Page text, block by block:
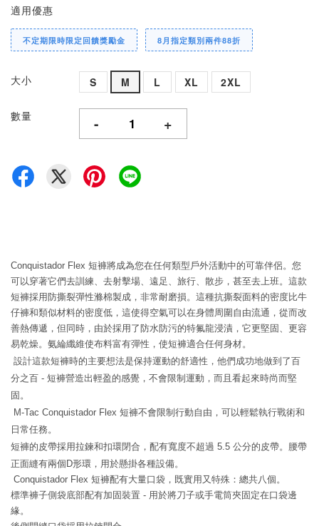
適用優惠
不定期限時限定回饋獎勵金 8月指定類別兩件88折
大小 S M L XL 2XL
數量 - +
Conquistador Flex 短褲將成為您在任何類型戶外活動中的可靠伴侶。您
可以穿著它們去訓練、去射擊場、遠足、旅行、散步，甚至去上班。這款
短褲採用防撕裂彈性滌棉製成，非常耐磨損。這種抗撕裂面料的密度比牛
仔褲和類似材料的密度低，這使得空氣可以在身體周圍自由流通，從而改
善熱傳遞，但同時，由於採用了防水防污的特氟龍浸漬，它更堅固、更容
易乾燥。氨綸纖維使布料富有彈性，使短褲適合任何身材。
設計這款短褲時的主要想法是保持運動的舒適性，他們成功地做到了百
分之百 - 短褲營造出輕盈的感覺，不會限制運動，而且看起來時尚而堅
固。
M-Tac Conquistador Flex 短褲不會限制行動自由，可以輕鬆執行戰術和
日常任務。
短褲的皮帶採用拉鍊和扣環閉合，配有寬度不超過 5.5 公分的皮帶。腰帶
正面縫有兩個D形環，用於懸掛各種設備。
Conquistador Flex 短褲配有大量口袋，既實用又特殊：總共八個。
標準褲子側袋底部配有加固裝置 - 用於將刀子或手電筒夾固定在口袋邊
緣。